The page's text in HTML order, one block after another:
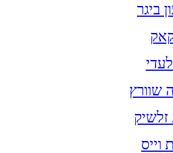
ביגר
שוורץ
וייס​